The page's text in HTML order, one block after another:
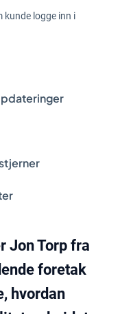
kunde logge inn i
Jon Torp fra
foretak
hvordan